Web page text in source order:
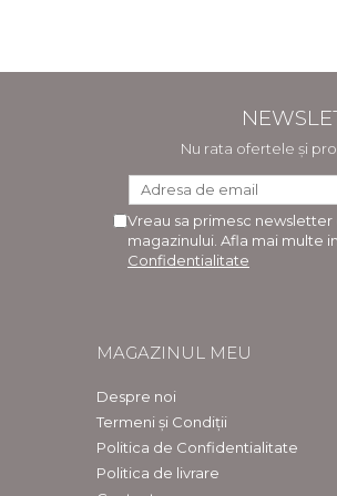
Nu rata ofertele și
Vreau sa primesc
magazinului. Afla mai multe in
Confidentialitate
MAGAZINUL MEU
Despre noi
Termeni și Condiții
Politica de Confidentialitate
Politica de livrare